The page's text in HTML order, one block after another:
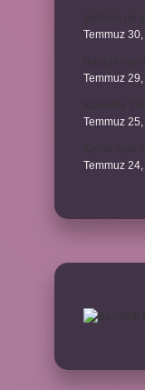
Temmuz
Temmuz
Temmuz
Temmuz